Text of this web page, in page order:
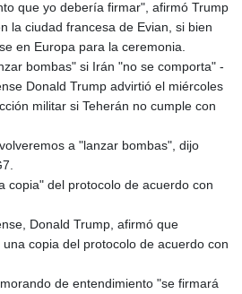
que yo debería firmar", afirmó Trump
la ciudad francesa de Evian, si bien
en Europa para la ceremonia.
bombas" si Irán "no se comporta" -
Donald Trump advirtió el miércoles
militar si Teherán no cumple con
a "lanzar bombas", dijo
copia" del protocolo de acuerdo con
Donald Trump, afirmó que
copia del protocolo de acuerdo con
de entendimiento "se firmará